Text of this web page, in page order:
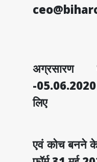
-
लिए
एवं कोच बनने के